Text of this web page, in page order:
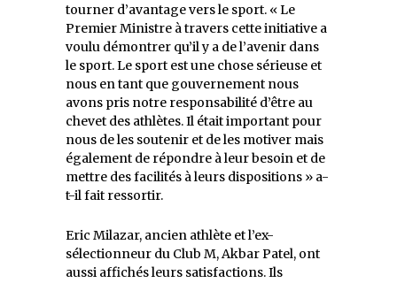
tourner d’avantage vers le sport. « Le
Premier Ministre à travers cette initiative a
voulu démontrer qu’il y a de l’avenir dans
le sport. Le sport est une chose sérieuse et
nous en tant que gouvernement nous
avons pris notre responsabilité d’être au
chevet des athlètes. Il était important pour
nous de les soutenir et de les motiver mais
également de répondre à leur besoin et de
mettre des facilités à leurs dispositions » a-
t-il fait ressortir.
Eric Milazar, ancien athlète et l’ex-
sélectionneur du Club M, Akbar Patel, ont
aussi affichés leurs satisfactions. Ils